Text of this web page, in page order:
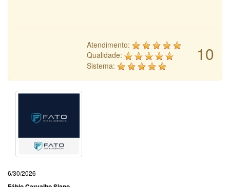
10
Atendimento:
Qualidade:
Sistema:
6/30/2026